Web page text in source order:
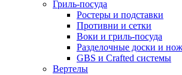
Гриль-посуда
Ростеры и подставки
Противни и сетки
Воки и гриль-посуда
Разделочные доски и
GBS и Crafted системы
Вертелы